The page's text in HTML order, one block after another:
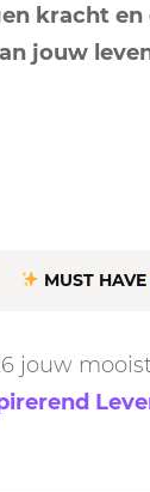
kracht
jouw
MUST HAVE
jouw